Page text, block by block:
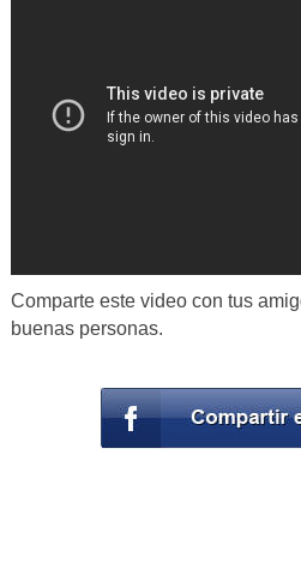
Comparte este video con tus
buenas personas.